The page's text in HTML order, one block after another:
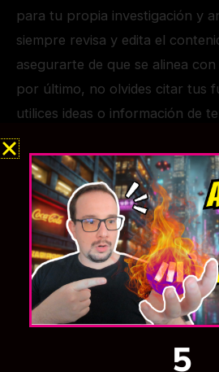
para tu propia investigación y
siempre revisa y edita el
asegurarte de que se alinea
por último, no olvides citar tus
utilices ideas o información de
Desarrollando una ética de
de la inteligencia artificial
La inteligencia artificial está
escritura, pero eso no significa
las buenas prácticas.
escritura digital implica
autoría y los derechos de
Aprender a utilizar estas 5